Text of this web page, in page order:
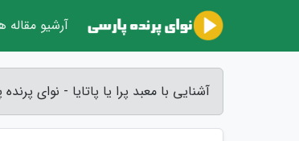
آشنایی با معبد پرا یا پاتایا - نوای
آرشیو مقاله